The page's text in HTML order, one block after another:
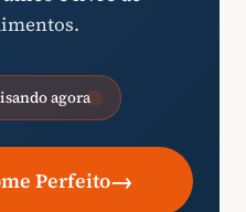
agora
Perfeito→